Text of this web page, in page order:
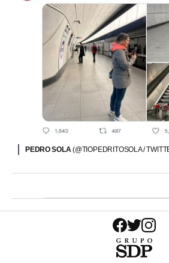
PEDRO SOLA(@TIOPEDRITOSOLA /